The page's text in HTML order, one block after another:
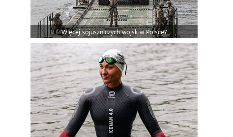
Więcej sojuszniczych wojsk w Polsce?